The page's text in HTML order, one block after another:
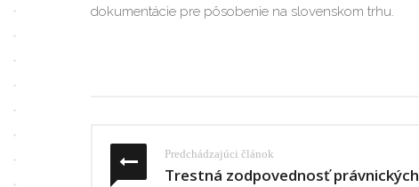
dokumentácie pre pôsobenie na slovenskom trhu.
Predchádzajúci článok
Trestná zodpovednosť právnických